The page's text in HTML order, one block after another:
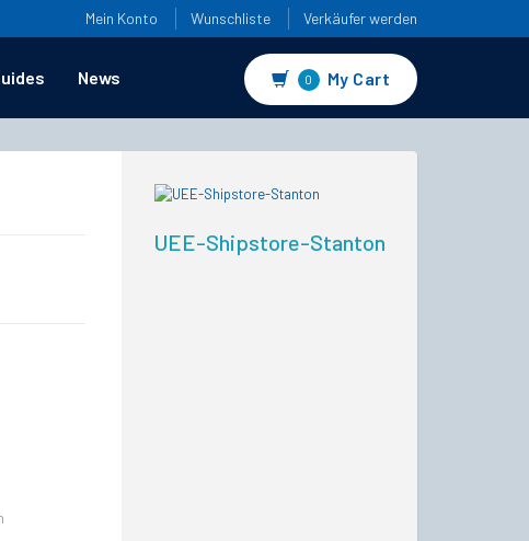
Mein Konto Wunschliste Verkäufer werden
News 0 My Cart
UEE-Shipstore-Stanton